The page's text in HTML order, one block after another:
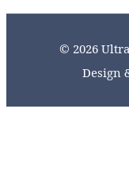
© 2026
Design